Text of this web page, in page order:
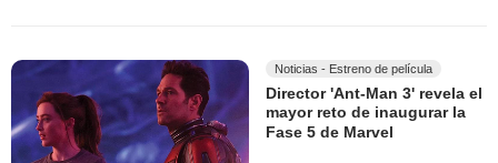
Noticias - Estreno de película
Director 'Ant-Man 3' revela el
mayor reto de inaugurar la
Fase 5 de Marvel